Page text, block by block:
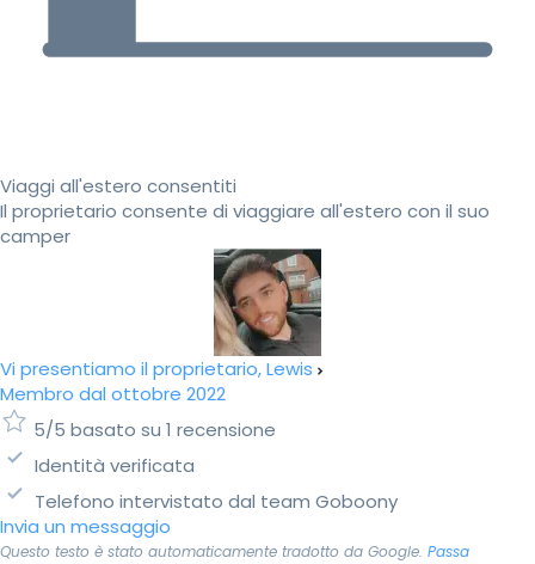
Viaggi all'estero consentiti
Il proprietario consente di viaggiare all'estero con il suo
camper
Vi presentiamo il proprietario, Lewis
Membro dal ottobre 2022
5/5 basato su 1 recensione
Identità verificata
Telefono intervistato dal team Goboony
Invia un messaggio
Questo testo è stato automaticamente tradotto da Google. Passa